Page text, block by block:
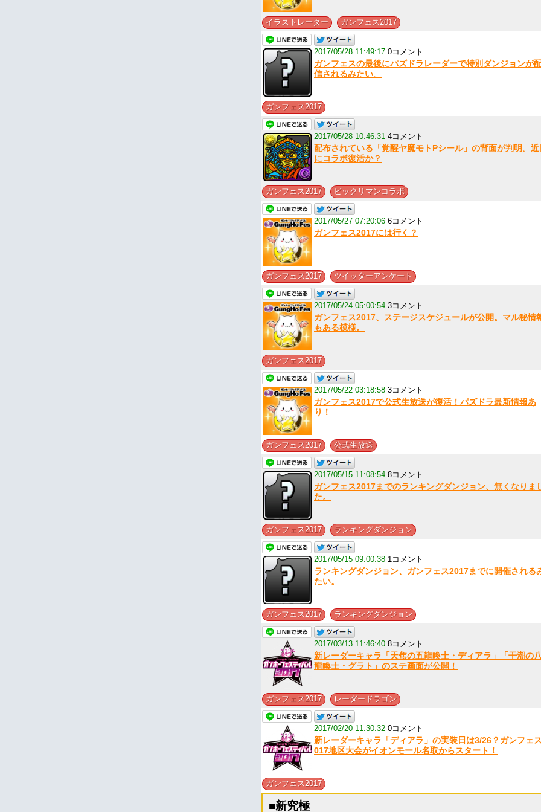
イラストレーター ガンフェス2017
2017/05/28 11:49:17 0コメント
ガンフェスの最後にパズドラレーダーで特別ダンジョンが
信されるみたい。
ガンフェス2017
2017/05/28 10:46:31 4コメント
配布されている「覚醒ヤ魔モトPシール」の背面が判明。近
にコラボ復活か？
ガンフェス2017 ビックリマンコラボ
2017/05/27 07:20:06 6コメント
ガンフェス2017には行く？
ガンフェス2017 ツイッターアンケート
2017/05/24 05:00:54 3コメント
ガンフェス2017、ステージスケジュールが公開。マル秘情
もある模様。
ガンフェス2017
2017/05/22 03:18:58 3コメント
ガンフェス2017で公式生放送が復活！パズドラ最新情報あ
り！
ガンフェス2017 公式生放送
2017/05/15 11:08:54 8コメント
ガンフェス2017までのランキングダンジョン、無くなりま
た。
ガンフェス2017 ランキングダンジョン
2017/05/15 09:00:38 1コメント
ランキングダンジョン、ガンフェス2017までに開催される
たい。
ガンフェス2017 ランキングダンジョン
2017/03/13 11:46:40 8コメント
新レーダーキャラ「天焦の五龍喚士・ディアラ」「干潮の
龍喚士・グラト」のステ画面が公開！
ガンフェス2017 レーダードラゴン
2017/02/20 11:30:32 0コメント
新レーダーキャラ「ディアラ」の実装日は3/26？ガンフェ
017地区大会がイオンモール名取からスタート！
ガンフェス2017
■新究極